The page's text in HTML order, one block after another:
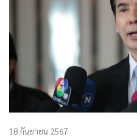
18 กันยายน 2567